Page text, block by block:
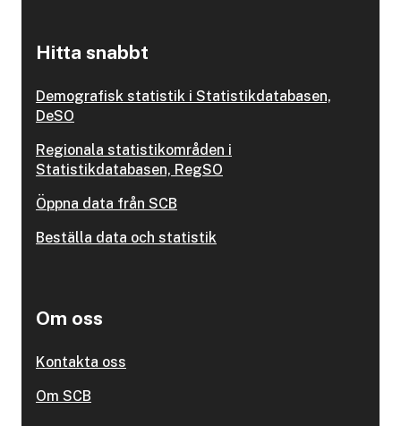
Hitta snabbt
Demografisk statistik i Statistikdatabasen,
DeSO
Regionala statistikområden i
Statistikdatabasen, RegSO
Öppna data från SCB
Beställa data och statistik
Om oss
Kontakta oss
Om SCB